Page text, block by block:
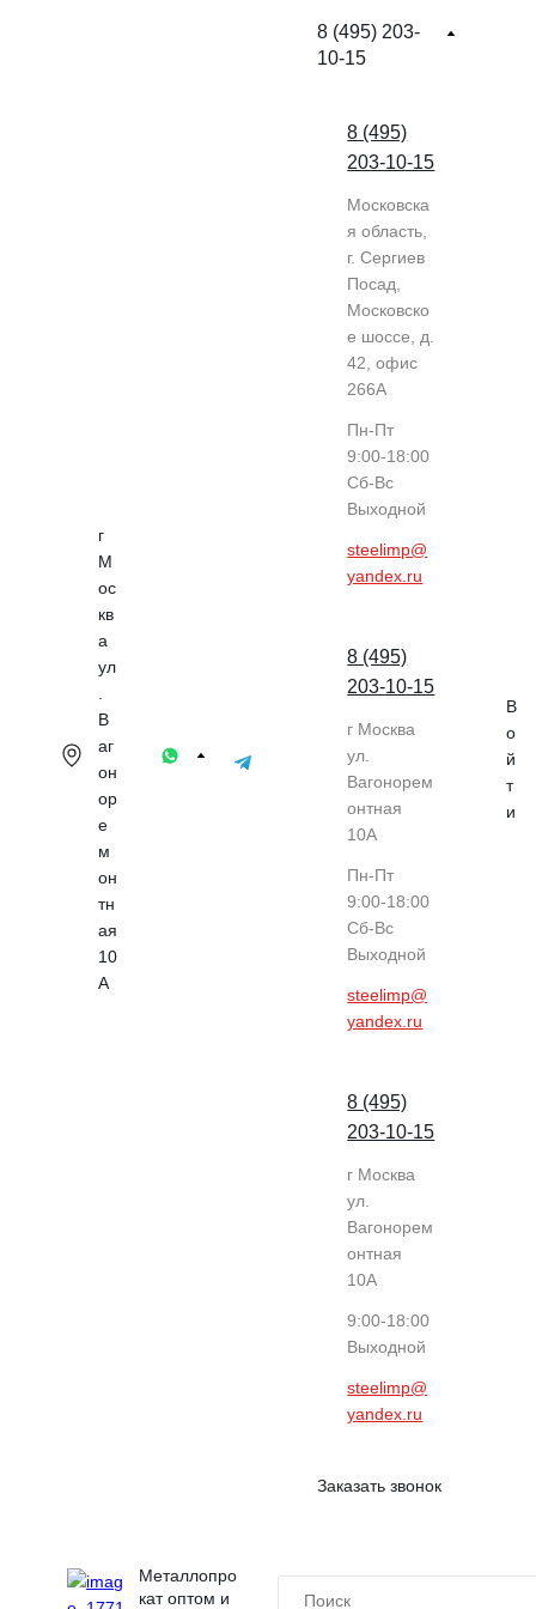
г
М
ос
кв
а
ул
В
аг
он
ор
е
м
он
тн
ая
10
А
8 (495) 203-
10-15
8 (495)
203-10-15
Московска
я область,
г. Сергиев
Посад,
Московско
е шоссе, д.
42, офис
266А
Пн-Пт
9:00-18:00
Cб-Вс
Выходной
steelimp@
yandex.ru
8 (495)
203-10-15
г Москва
ул.
Вагонорем
онтная
10А
Пн-Пт
9:00-18:00
Cб-Вс
Выходной
steelimp@
yandex.ru
8 (495)
203-10-15
г Москва
ул.
Вагонорем
онтная
10А
9:00-18:00
Выходной
steelimp@
yandex.ru
Заказать звонок
В
о
й
т
и
Металлопро
кат оптом и